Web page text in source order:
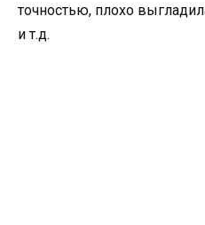
точностью, плохо
и т.д.